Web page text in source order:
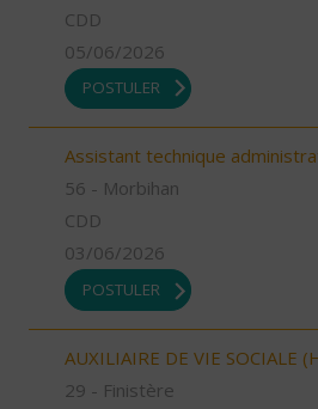
CDD
05/06/2026
POSTULER
Assistant technique
56 - Morbihan
CDD
03/06/2026
POSTULER
AUXILIAIRE DE VIE SOCIALE
29 - Finistère